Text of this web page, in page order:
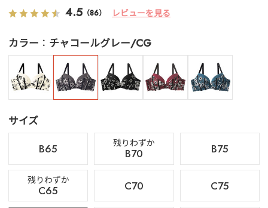
4.5 （86） レビューを見る
カラー チャコールグレー/CG
サイズ
B65
残りわずか
B70 B75
残りわずか
C65 C70 C75